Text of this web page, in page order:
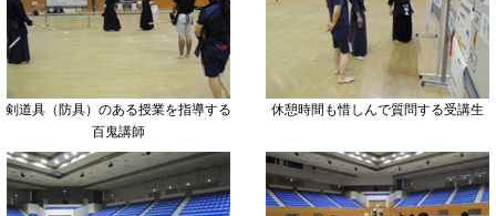
剣道具（防具）のある授業を指導する
百鬼講師
休憩時間も惜しんで質問する受講生